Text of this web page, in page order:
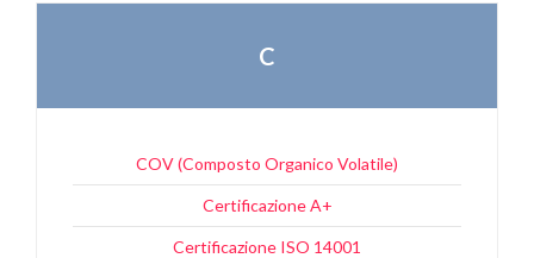
C
COV (Composto Organico Volatile)
Certificazione A+
Certificazione ISO 14001